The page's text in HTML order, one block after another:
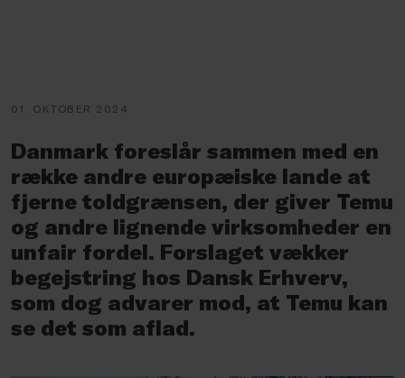
01. OKTOBER 2024
Danmark foreslår sammen med en
række andre europæiske lande at
fjerne toldgrænsen, der giver Temu
og andre lignende virksomheder en
unfair fordel. Forslaget vækker
begejstring hos Dansk Erhverv,
som dog advarer mod, at Temu kan
se det som aflad.